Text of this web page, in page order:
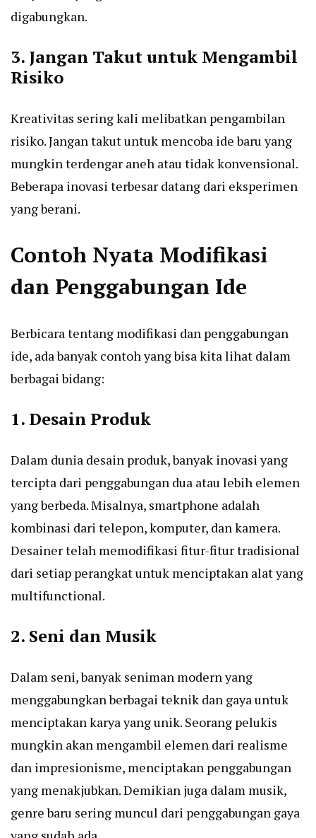
digabungkan.
3. Jangan Takut untuk Mengambil
Risiko
Kreativitas sering kali melibatkan pengambilan
risiko. Jangan takut untuk mencoba ide baru yang
mungkin terdengar aneh atau tidak konvensional.
Beberapa inovasi terbesar datang dari eksperimen
yang berani.
Contoh Nyata Modifikasi
dan Penggabungan Ide
Berbicara tentang modifikasi dan penggabungan
ide, ada banyak contoh yang bisa kita lihat dalam
berbagai bidang:
1. Desain Produk
Dalam dunia desain produk, banyak inovasi yang
tercipta dari penggabungan dua atau lebih elemen
yang berbeda. Misalnya, smartphone adalah
kombinasi dari telepon, komputer, dan kamera.
Desainer telah memodifikasi fitur-fitur tradisional
dari setiap perangkat untuk menciptakan alat yang
multifunctional.
2. Seni dan Musik
Dalam seni, banyak seniman modern yang
menggabungkan berbagai teknik dan gaya untuk
menciptakan karya yang unik. Seorang pelukis
mungkin akan mengambil elemen dari realisme
dan impresionisme, menciptakan penggabungan
yang menakjubkan. Demikian juga dalam musik,
genre baru sering muncul dari penggabungan gaya